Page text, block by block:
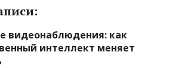
видеонаблюдения: как
интеллект меняет